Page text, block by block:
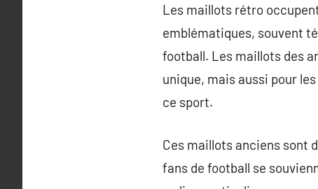
Les maillots rétro
emblématiques, souvent
football. Les maillots des
unique, mais aussi pour
ce sport.
Ces maillots anciens sont
fans de football se